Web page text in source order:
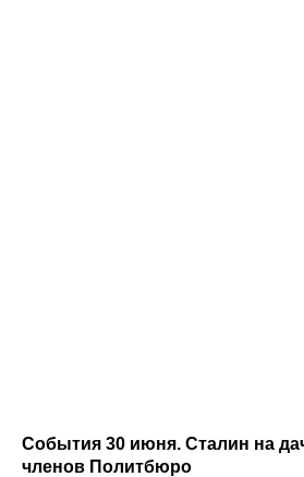
События 30 июня. Сталин на
членов Политбюро